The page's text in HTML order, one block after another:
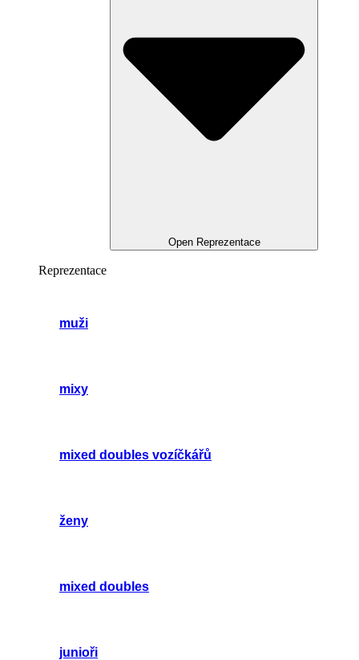
Open Reprezentace
Reprezentace
muži
mixy
mixed doubles vozíčkářů
ženy
mixed doubles
junioři